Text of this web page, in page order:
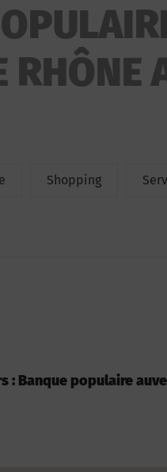
RHÔNE
Shopping
: Banque populaire